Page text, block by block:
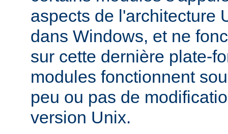
aspects de l'architecture
dans Windows, et ne
sur cette dernière plate-
modules fonctionnent
peu ou pas de
version Unix.